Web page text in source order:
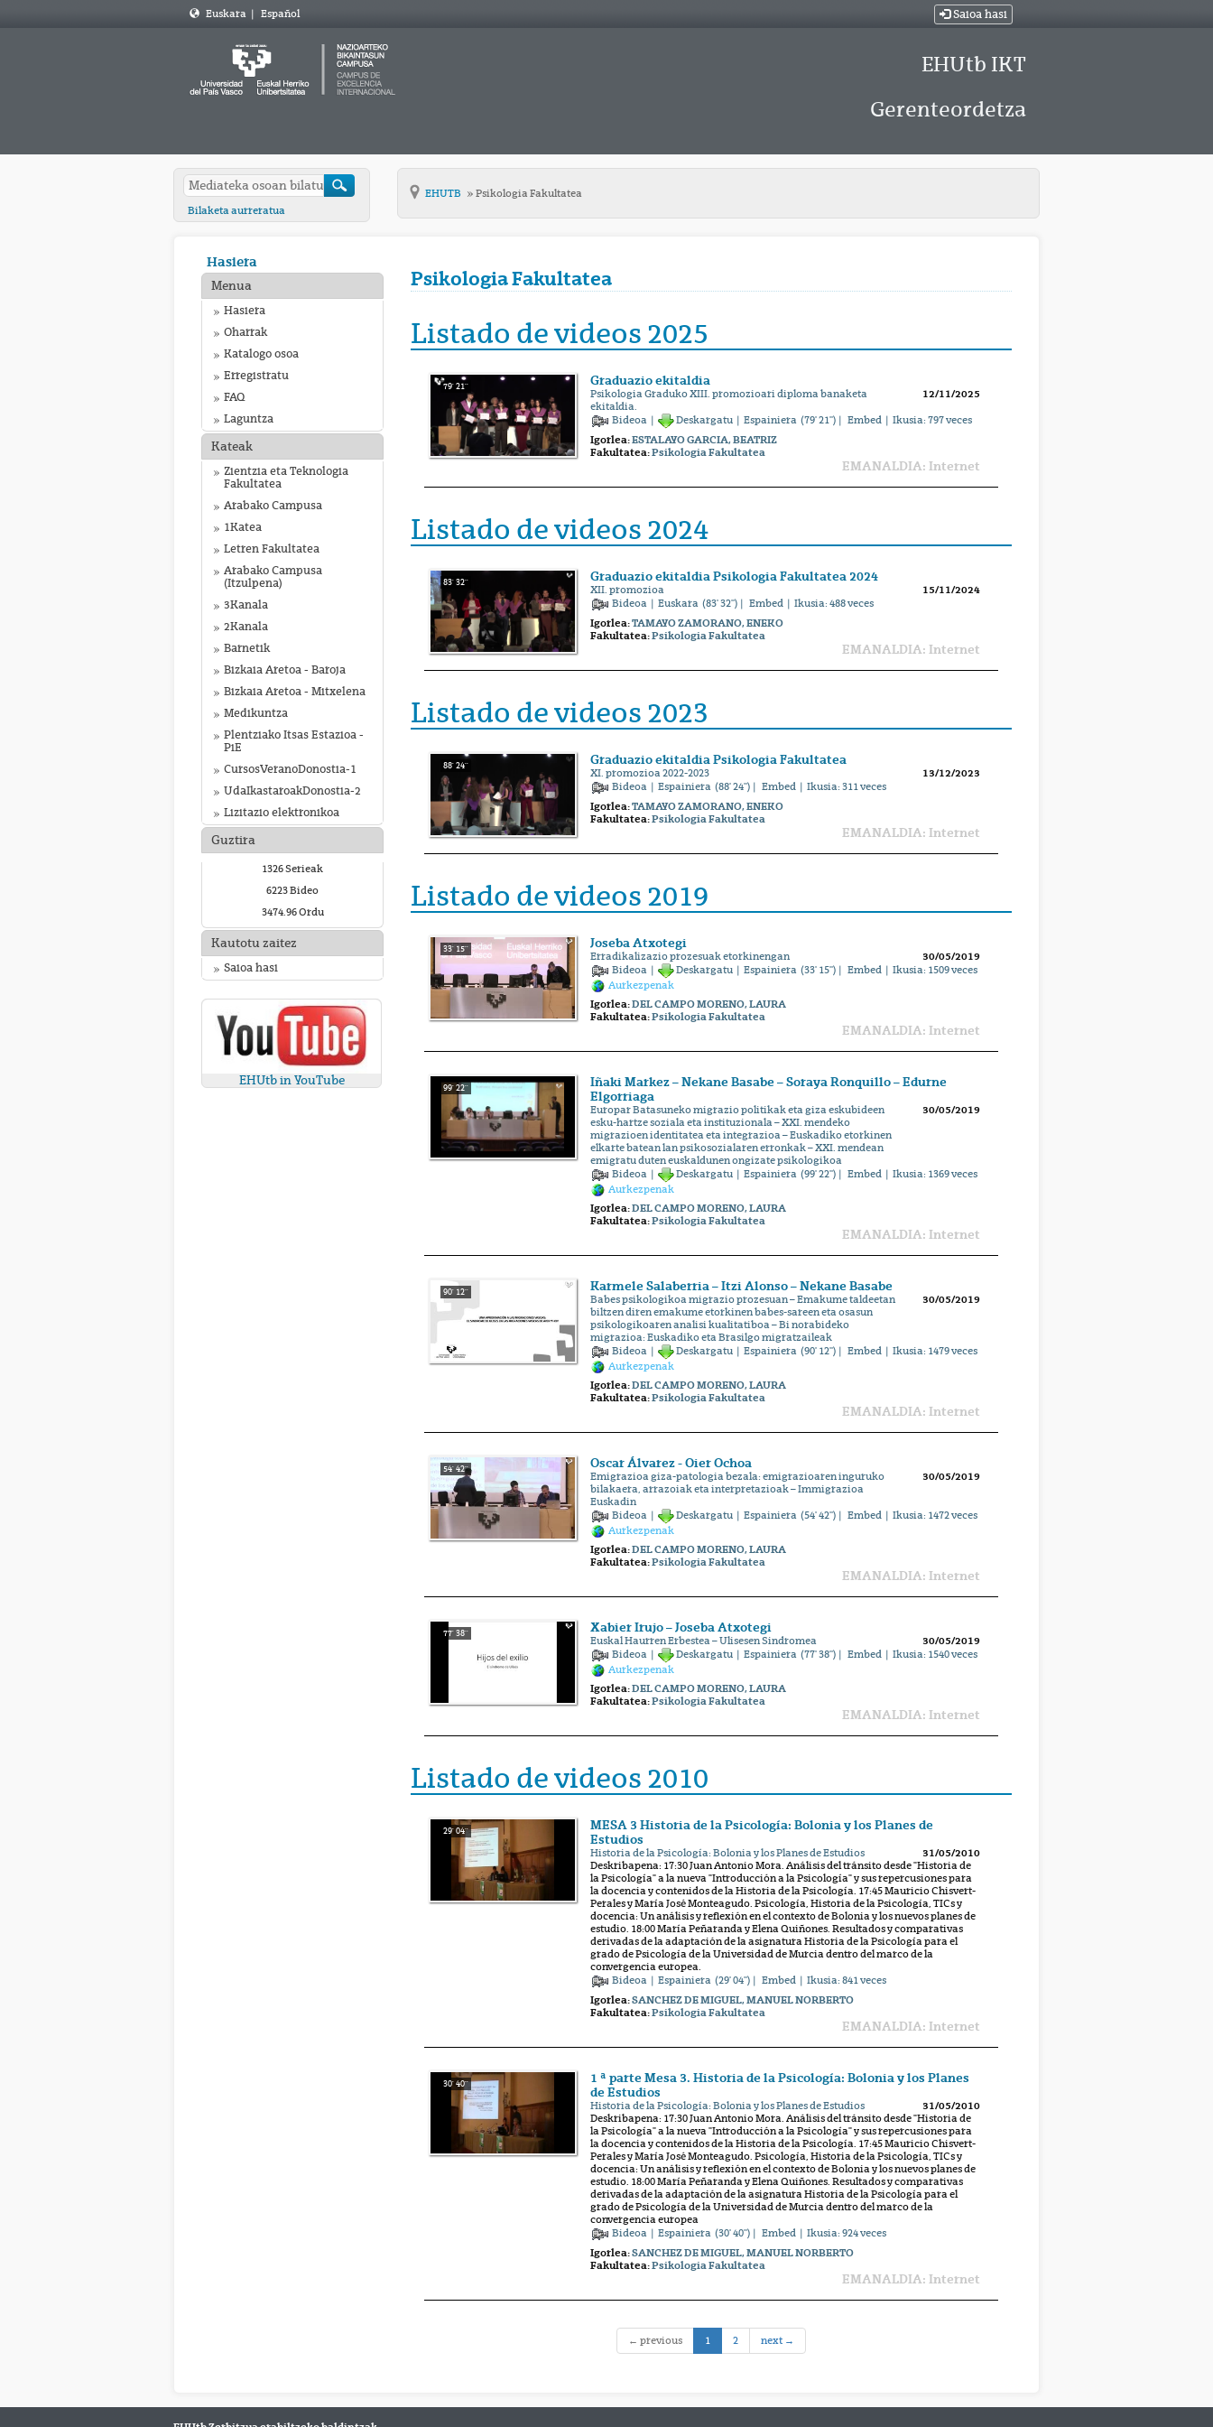
Euskara | Español Saioa hasi
EHUtb IKT
Gerenteordetza
Bilaketa aurreratua
EHUTB Psikologia Fakultatea
Hasiera
Menua
Hasiera
Oharrak
Katalogo osoa
Erregistratu
FAQ
Laguntza
Kateak
Zientzia eta Teknologia
Fakultatea
Arabako Campusa
1Katea
Letren Fakultatea
Arabako Campusa
(Itzulpena)
3Kanala
2Kanala
Barnetik
Bizkaia Aretoa - Baroja
Bizkaia Aretoa - Mitxelena
Medikuntza
Plentziako Itsas Estazioa -
PiE
CursosVeranoDonostia-1
UdaIkastaroakDonostia-2
Lizitazio elektronikoa
Guztira
1326 Serieak
6223 Bideo
3474.96 Ordu
Kautotu zaitez
Saioa hasi
EHUtb in YouTube
Psikologia Fakultatea
Listado de videos 2025
79' 21'' Graduazio ekitaldia
12/11/2025
Psikologia Graduko XIII. promozioari diploma banaketa
ekitaldia.
Bideoa | Deskargatu | Espainiera (79' 21'') | Embed | Ikusia: 797veces
Igorlea:ESTALAYO GARCIA, BEATRIZ
Fakultatea:Psikologia Fakultatea
EMANALDIA: Internet
Listado de videos 2024
83' 32'' Graduazio ekitaldia Psikologia Fakultatea 2024
15/11/2024
XII. promozioa
Bideoa | Euskara (83' 32'') | Embed | Ikusia: 488veces
Igorlea:TAMAYO ZAMORANO, ENEKO
Fakultatea:Psikologia Fakultatea
EMANALDIA: Internet
Listado de videos 2023
88' 24'' Graduazio ekitaldia Psikologia Fakultatea
13/12/2023
XI. promozioa 2022-2023
Bideoa | Espainiera (88' 24'') | Embed | Ikusia: 311veces
Igorlea:TAMAYO ZAMORANO, ENEKO
Fakultatea:Psikologia Fakultatea
EMANALDIA: Internet
Listado de videos 2019
33' 15'' Joseba Atxotegi
30/05/2019
Erradikalizazio prozesuak etorkinengan
Bideoa | Deskargatu | Espainiera (33' 15'') | Embed | Ikusia: 1509veces
Aurkezpenak
Igorlea:DEL CAMPO MORENO, LAURA
Fakultatea:Psikologia Fakultatea
EMANALDIA: Internet
99' 22''
Iñaki Markez – Nekane Basabe – Soraya Ronquillo – Edurne
Elgorriaga
30/05/2019
Europar Batasuneko migrazio politikak eta giza eskubideen
esku-hartze soziala eta instituzionala – XXI. mendeko
migrazioen identitatea eta integrazioa – Euskadiko etorkinen
elkarte batean lan psikosozialaren erronkak – XXI. mendean
emigratu duten euskaldunen ongizate psikologikoa
Bideoa | Deskargatu | Espainiera (99' 22'') | Embed | Ikusia: 1369veces
Aurkezpenak
Igorlea:DEL CAMPO MORENO, LAURA
Fakultatea:Psikologia Fakultatea
EMANALDIA: Internet
90' 12'' Karmele Salaberria – Itzi Alonso – Nekane Basabe
30/05/2019
Babes psikologikoa migrazio prozesuan – Emakume taldeetan
biltzen diren emakume etorkinen babes-sareen eta osasun
psikologikoaren analisi kualitatiboa – Bi norabideko
migrazioa: Euskadiko eta Brasilgo migratzaileak
Bideoa | Deskargatu | Espainiera (90' 12'') | Embed | Ikusia: 1479veces
Aurkezpenak
Igorlea:DEL CAMPO MORENO, LAURA
Fakultatea:Psikologia Fakultatea
EMANALDIA: Internet
54' 42'' Oscar Álvarez - Oier Ochoa
30/05/2019
Emigrazioa giza-patologia bezala: emigrazioaren inguruko
bilakaera, arrazoiak eta interpretazioak – Immigrazioa
Euskadin
Bideoa | Deskargatu | Espainiera (54' 42'') | Embed | Ikusia: 1472veces
Aurkezpenak
Igorlea:DEL CAMPO MORENO, LAURA
Fakultatea:Psikologia Fakultatea
EMANALDIA: Internet
77' 38'' Xabier Irujo – Joseba Atxotegi
30/05/2019
Euskal Haurren Erbestea – Ulisesen Sindromea
Bideoa | Deskargatu | Espainiera (77' 38'') | Embed | Ikusia: 1540veces
Aurkezpenak
Igorlea:DEL CAMPO MORENO, LAURA
Fakultatea:Psikologia Fakultatea
EMANALDIA: Internet
Listado de videos 2010
29' 04''
MESA 3 Historia de la Psicología: Bolonia y los Planes de
Estudios
31/05/2010
Historia de la Psicología: Bolonia y los Planes de Estudios
Deskribapena: 17:30 Juan Antonio Mora. Análisis del tránsito desde "Historia de
la Psicología" a la nueva "Introducción a la Psicología" y sus repercusiones para
la docencia y contenidos de la Historia de la Psicología. 17:45 Mauricio Chisvert-
Perales y María José Monteagudo. Psicología, Historia de la Psicología, TICs y
docencia: Un análisis y reflexión en el contexto de Bolonia y los nuevos planes de
estudio. 18:00 María Peñaranda y Elena Quiñones. Resultados y comparativas
derivadas de la adaptación de la asignatura Historia de la Psicología para el
grado de Psicología de la Universidad de Murcia dentro del marco de la
convergencia europea.
Bideoa | Espainiera (29' 04'') | Embed | Ikusia: 841veces
Igorlea:SANCHEZ DE MIGUEL, MANUEL NORBERTO
Fakultatea:Psikologia Fakultatea
EMANALDIA: Internet
30' 40''
1 ª parte Mesa 3. Historia de la Psicología: Bolonia y los Planes
de Estudios
31/05/2010
Historia de la Psicología: Bolonia y los Planes de Estudios
Deskribapena: 17:30 Juan Antonio Mora. Análisis del tránsito desde "Historia de
la Psicología" a la nueva "Introducción a la Psicología" y sus repercusiones para
la docencia y contenidos de la Historia de la Psicología. 17:45 Mauricio Chisvert-
Perales y María José Monteagudo. Psicología, Historia de la Psicología, TICs y
docencia: Un análisis y reflexión en el contexto de Bolonia y los nuevos planes de
estudio. 18:00 María Peñaranda y Elena Quiñones. Resultados y comparativas
derivadas de la adaptación de la asignatura Historia de la Psicología para el
grado de Psicología de la Universidad de Murcia dentro del marco de la
convergencia europea
Bideoa | Espainiera (30' 40'') | Embed | Ikusia: 924veces
Igorlea:SANCHEZ DE MIGUEL, MANUEL NORBERTO
Fakultatea:Psikologia Fakultatea
EMANALDIA: Internet
← previous 1 (current)
2 next →